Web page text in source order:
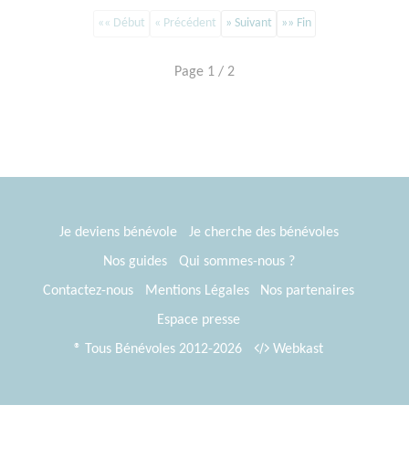
«« Début « Précédent » Suivant »» Fin
Page 1 / 2
Je deviens bénévole
Je cherche des bénévoles
Nos guides
Qui sommes-nous ?
Contactez-nous
Mentions Légales
Nos partenaires
Espace presse
® Tous Bénévoles 2012-2026
Webkast